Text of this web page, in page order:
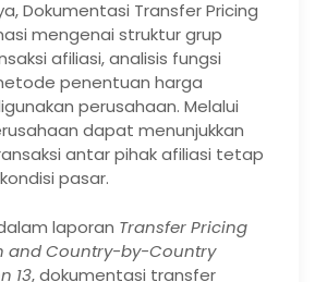
Dokumentasi Transfer Pricing
mengenai struktur grup
afiliasi, analisis fungsi
penentuan harga
perusahaan. Melalui
dapat menunjukkan
antar pihak afiliasi tetap
pasar.
laporan Transfer Pricing
and Country-by-Country
13, dokumentasi transfer